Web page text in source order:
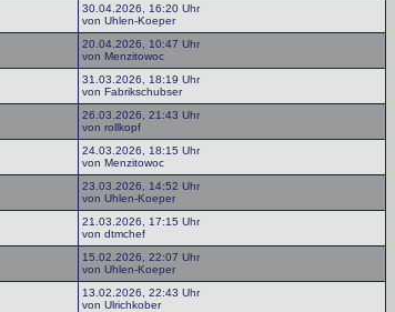
30.04.2026, 16:20 Uhr
von Uhlen-Koeper
20.04.2026, 10:47 Uhr
von Menzitowoc
31.03.2026, 18:19 Uhr
von Fabrikschubser
26.03.2026, 21:43 Uhr
von rollkopf
24.03.2026, 18:15 Uhr
von Menzitowoc
23.03.2026, 14:52 Uhr
von Uhlen-Koeper
21.03.2026, 17:15 Uhr
von dtmchef
15.02.2026, 22:07 Uhr
von Uhlen-Koeper
13.02.2026, 22:43 Uhr
von Ulrichkober